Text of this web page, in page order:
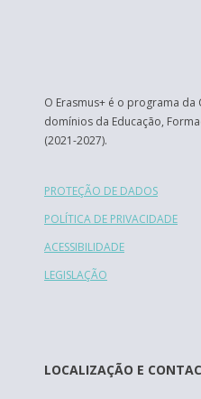
O Erasmus+ é o programa da
domínios da Educação,
(2021-2027).
PROTEÇÃO DE DADOS
POLÍTICA DE PRIVACIDADE
ACESSIBILIDADE
LEGISLAÇÃO
LOCALIZAÇÃO E